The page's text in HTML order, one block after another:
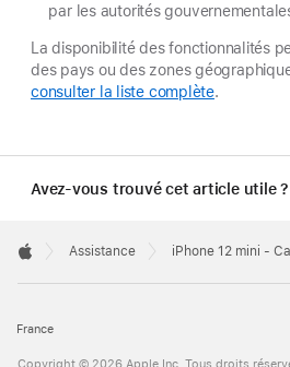
par les autorités
La disponibilité des fonctionnalités
des pays ou des zones
consulter la liste complète.
Avez-vous trouvé cet article utile ?
Footer

Assistance iPhone 12 mini -
France
Copyright © 2026 Apple Inc. Tous droits